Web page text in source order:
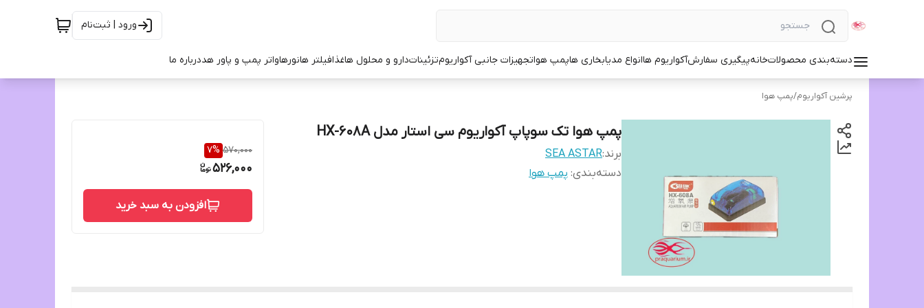
ورود | ثبت‌نام
دسته‌بندی محصولاتخانهپیگیری سفارشآکواریوم هاانواع مدیابخاری هاپمپ هواتجهیزات جانبی آکواریومتزئیناتدارو و محلول هاغذافیلتر هانورهاواتر پمپ و پاور هددرباره ما
پرشین آکواریوم/پمپ هوا
پمپ هوا تک سوپاپ آکواریوم سی استار مدل HX-608A
برند:SEA ASTAR
دسته‌بندی: پمپ هوا
570,000
7%
526,000
افزودن به سبد خرید